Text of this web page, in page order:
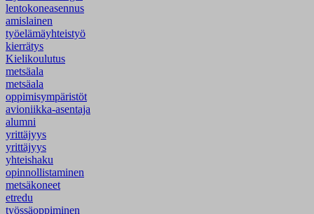
lentokoneasennus
amislainen
työelämäyhteistyö
kierrätys
Kielikoulutus
metsäala
metsäala
oppimisympäristöt
avioniikka-asentaja
alumni
yrittäjyys
yrittäjyys
yhteishaku
opinnollistaminen
metsäkoneet
etredu
työssäoppiminen